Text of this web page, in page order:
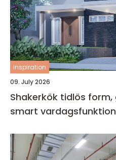
inspiration
09. July 2026
Shakerkök tidlös form, gediget hantverk och
smart vardagsfunktion